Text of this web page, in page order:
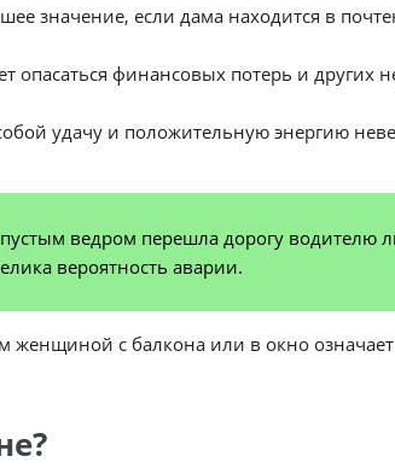
значение, если дама находится в
опасаться финансовых потерь и других
удачу и положительную энергию
ведром перешла дорогу водителю
вероятность аварии.
с балкона или в окно